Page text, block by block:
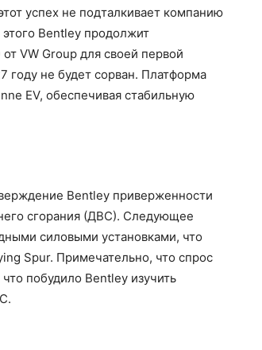
успех не подталкивает компанию
Bentley продолжит
VW Group для своей первой
году не будет сорван. Платформа
EV, обеспечивая стабильную
Bentley приверженности
сгорания (ДВС). Следующее
силовыми установками, что
Spur. Примечательно, что спрос
побудило Bentley изучить